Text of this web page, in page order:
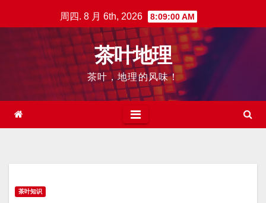
至
周四. 8 月 6th, 2026 8:09:01 AM
茶叶地理
茶叶，地理的风味！
茶叶知识